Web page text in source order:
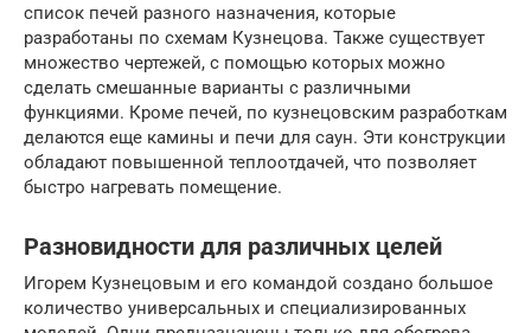
список печей разного назначения, которые
разработаны по схемам Кузнецова. Также существует
множество чертежей, с помощью которых можно
сделать смешанные варианты с различными
функциями. Кроме печей, по кузнецовским разработкам
делаются еще камины и печи для саун. Эти конструкции
обладают повышенной теплоотдачей, что позволяет
быстро нагревать помещение.
Разновидности для различных целей
Игорем Кузнецовым и его командой создано большое
количество универсальных и специализированных